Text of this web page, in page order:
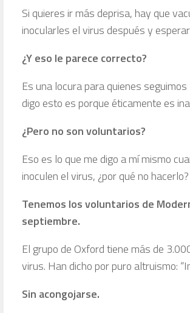
Si quieres ir más deprisa, hay que
inocularles el virus después y
¿Y eso le parece correcto?
Es una locura para quienes
digo esto es porque éticamente es
¿Pero no son voluntarios?
Eso es lo que me digo a mí mismo
inoculen el virus, ¿por qué no hacerlo?
Tenemos los voluntarios de
septiembre.
El grupo de Oxford tiene más de
virus. Han dicho por puro altruismo:
Sin acongojarse.